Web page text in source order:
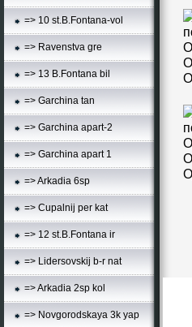
=> 10 st.B.Fontana-vol
=> Ravenstva gre
=> 13 B.Fontana bil
=> Garchina tan
=> Garchina apart-2
=> Garchina apart 1
=> Arkadia 6sp
=> Cupalnij per kat
=> 12 st.B.Fontana ir
=> Lidersovskij b-r nat
=> Arkadia 2sp kol
=> Novgorodskaya 3k yap